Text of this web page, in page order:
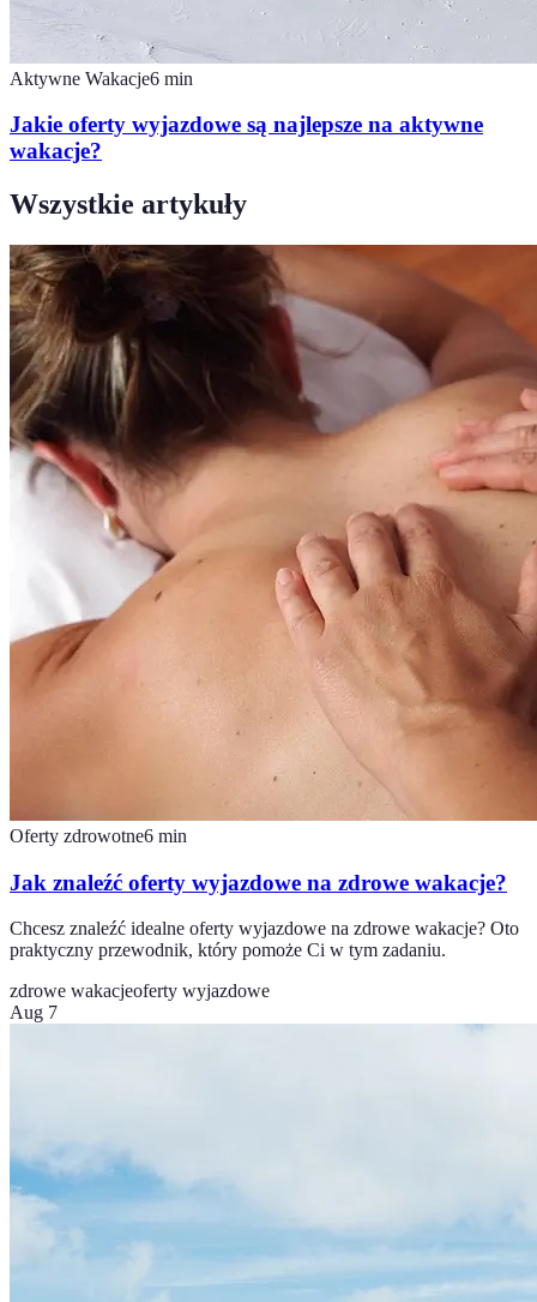
Aktywne Wakacje6 min
Jakie oferty wyjazdowe są najlepsze na aktywne
wakacje?
Wszystkie artykuły
Oferty zdrowotne6 min
Jak znaleźć oferty wyjazdowe na zdrowe wakacje?
Chcesz znaleźć idealne oferty wyjazdowe na zdrowe wakacje? Oto
praktyczny przewodnik, który pomoże Ci w tym zadaniu.
zdrowe wakacjeoferty wyjazdowe
Aug 7